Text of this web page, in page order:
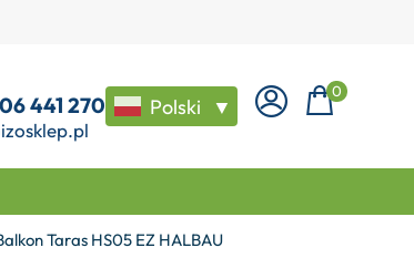
441 270 Polski ▼
0
Taras HS05 EZ HALBAU